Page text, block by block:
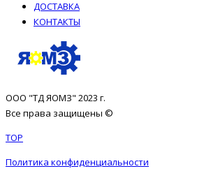
ДОСТАВКА
КОНТАКТЫ
ООО "ТД ЯОМЗ" 2023 г.
Все права защищены ©
TOP
Политика конфиденциальности